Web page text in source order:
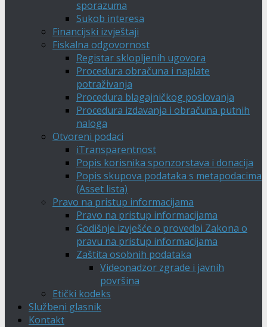
sporazuma
Sukob interesa
Financijski izvještaji
Fiskalna odgovornost
Registar sklopljenih ugovora
Procedura obračuna i naplate
potraživanja
Procedura blagajničkog poslovanja
Procedura izdavanja i obračuna putnih
naloga
Otvoreni podaci
iTransparentnost
Popis korisnika sponzorstava i donacija
Popis skupova podataka s metapodacima
(Asset lista)
Pravo na pristup informacijama
Pravo na pristup informacijama
Godišnje izvješće o provedbi Zakona o
pravu na pristup informacijama
Zaštita osobnih podataka
Videonadzor zgrade i javnih
površina
Etički kodeks
Službeni glasnik
Kontakt